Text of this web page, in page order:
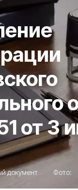
от 3
документ Фото: